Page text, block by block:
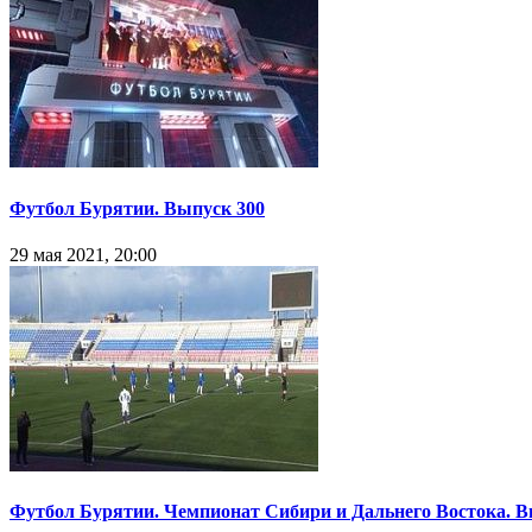
Футбол Бурятии. Выпуск 300
29 мая 2021, 20:00
Футбол Бурятии. Чемпионат Сибири и Дальнего